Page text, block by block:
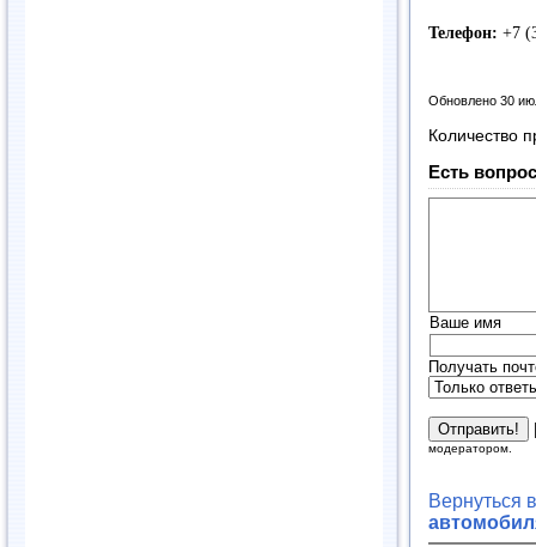
Телефон: +7
Обновлено 30
Количество
Есть
Ваше имя
Получать
модератором.
Вернуться